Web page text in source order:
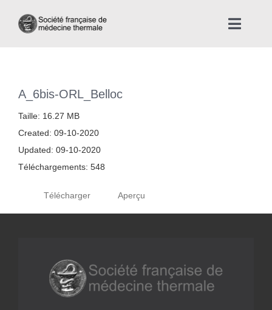
Toggle
Nous connaître
Actualités
Médiathèque
A_6bis-ORL_Belloc
Taille: 16.27 MB
Created: 09-10-2020
Updated: 09-10-2020
Téléchargements: 548
Télécharger Aperçu